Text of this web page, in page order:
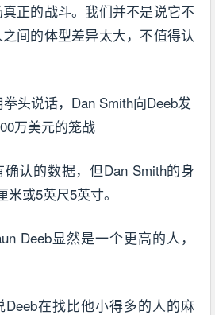
正的战斗。我们并不是说它不
间的体型差异太大，不值得认
认的数据，但Dan Smith的身
或5英尺5英寸。
Deeb显然是一个更高的人，
Deeb在找比他小得多的人的麻